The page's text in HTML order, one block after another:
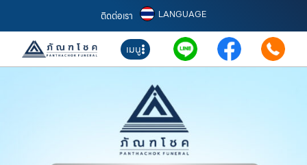
ติดต่อเรา LANGUAGE
เมนู